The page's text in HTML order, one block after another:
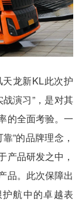
龙新KL此次护
演习”，是对其
的全面考验。一
”的品牌理念，
产品研发之中，
品。此次保障出
航中的卓越表